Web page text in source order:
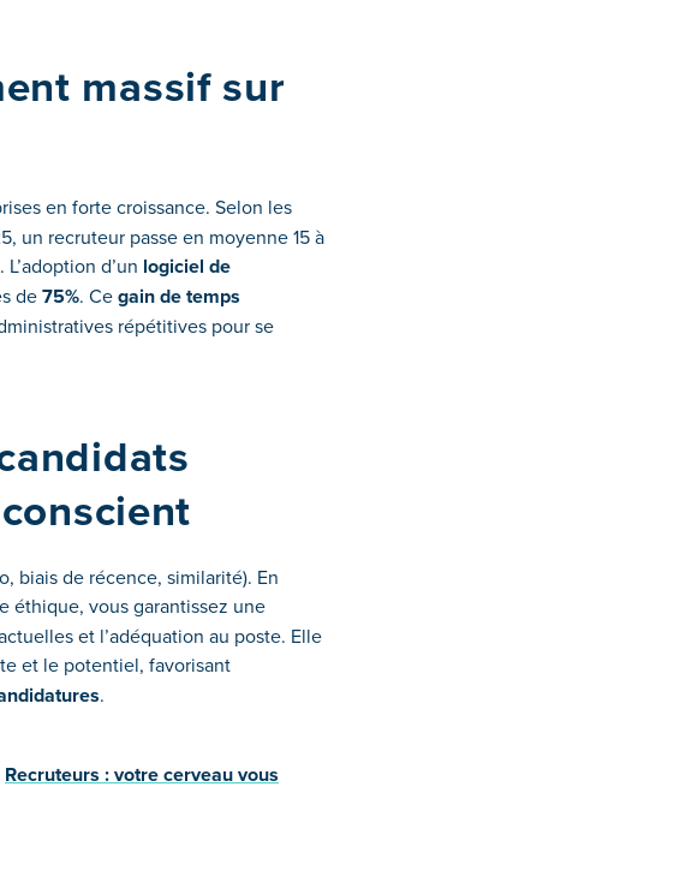
massif sur
en forte croissance. Selon les
un recruteur passe en moyenne 15 à
. L’adoption d’un logiciel de
de75%. Cegain de temps
répétitives pour se
biais de récence, similarité). En
éthique, vous garantissez une
et l’adéquation au poste. Elle
et le potentiel, favorisant
.
Recruteurs : votre cerveau vous